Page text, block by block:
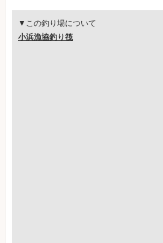
▼この釣り場について
小浜漁協釣り筏